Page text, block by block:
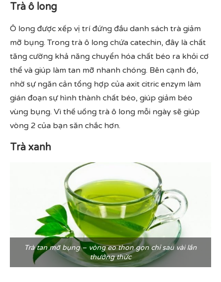
Trà ô long
Ô long được xếp vị trí đứng đầu danh sách trà giảm
mỡ bụng. Trong trà ô long chứa catechin, đây là chất
tăng cường khả năng chuyển hóa chất béo ra khỏi cơ
thể và giúp làm tan mỡ nhanh chóng​. Bên cạnh đó,
nhờ sự ngăn cản tổng hợp của axit citric enzym làm
gián đoạn sự hình thành chất béo, giúp giảm béo
vùng bụng. Vì thế uống trà ô long mỗi ngày sẽ giúp
vòng 2 của bạn săn chắc hơn.
Trà xanh
Trà tan mỡ bụng – vòng eo thon gọn chỉ sau vài lần
thưởng thức